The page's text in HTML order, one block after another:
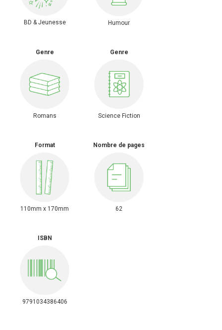
BD & Jeunesse Humour
Genre
Romans
Genre
Science Fiction
Format
110mm x 170mm
Nombre de pages
62
ISBN
9791034386406